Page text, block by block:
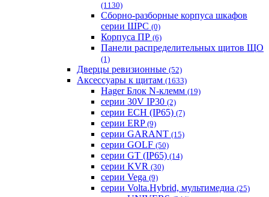
(1130)
Сборно-разборные корпуса шкафов
серии ШРС (0)
Корпуса ПР (6)
Панели распределительных щитов ЩО
(1)
Дверцы ревизионные (52)
Аксессуары к щитам (1633)
Hager Блок N-клемм (19)
серии 30V IP30 (2)
серии ECH (IP65) (7)
серии ERP (9)
серии GARANT (15)
серии GOLF (50)
серии GT (IP65) (14)
серии KVR (30)
серии Vega (9)
серии Volta.Hybrid, мультимедиа (25)